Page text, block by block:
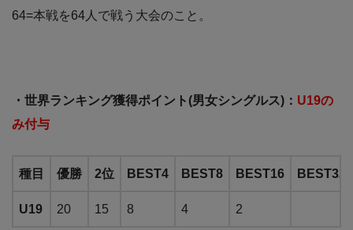
64=本戦を64人で戦う大会のこと。
・世界ランキング獲得ポイント(男女シングルス)： U19の
み付与
種目 優勝 2位 BEST4 BEST8 BEST16 BEST32
U19 20 15 8 4 2